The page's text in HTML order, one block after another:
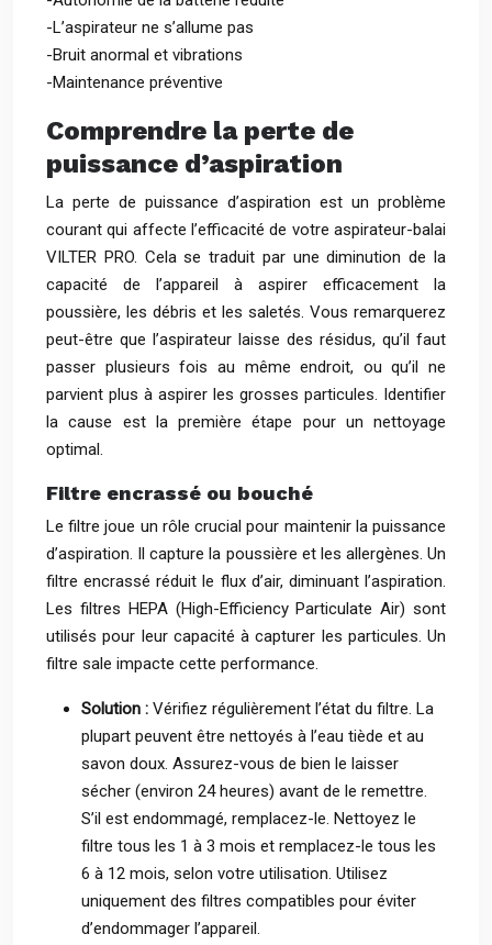
-L’aspirateur ne s’allume pas
-Bruit anormal et vibrations
-Maintenance préventive
Comprendre la perte de
puissance d’aspiration
La perte de puissance d’aspiration est un problème
courant qui affecte l’efficacité de votre aspirateur-balai
VILTER PRO. Cela se traduit par une diminution de la
capacité de l’appareil à aspirer efficacement la
poussière, les débris et les saletés. Vous remarquerez
peut-être que l’aspirateur laisse des résidus, qu’il faut
passer plusieurs fois au même endroit, ou qu’il ne
parvient plus à aspirer les grosses particules. Identifier
la cause est la première étape pour un nettoyage
optimal.
Filtre encrassé ou bouché
Le filtre joue un rôle crucial pour maintenir la puissance
d’aspiration. Il capture la poussière et les allergènes. Un
filtre encrassé réduit le flux d’air, diminuant l’aspiration.
Les filtres HEPA (High-Efficiency Particulate Air) sont
utilisés pour leur capacité à capturer les particules. Un
filtre sale impacte cette performance.
Solution : Vérifiez régulièrement l’état du filtre. La
plupart peuvent être nettoyés à l’eau tiède et au
savon doux. Assurez-vous de bien le laisser
sécher (environ 24 heures) avant de le remettre.
S’il est endommagé, remplacez-le. Nettoyez le
filtre tous les 1 à 3 mois et remplacez-le tous les
6 à 12 mois, selon votre utilisation. Utilisez
uniquement des filtres compatibles pour éviter
d’endommager l’appareil.